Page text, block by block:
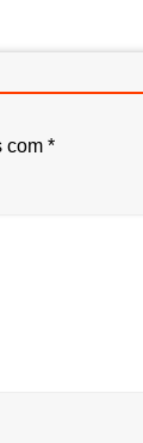
com *